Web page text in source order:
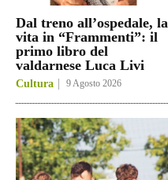
Dal treno all’ospedale, la
vita in “Frammenti”: il
primo libro del
valdarnese Luca Livi
Cultura 9 Agosto 2026